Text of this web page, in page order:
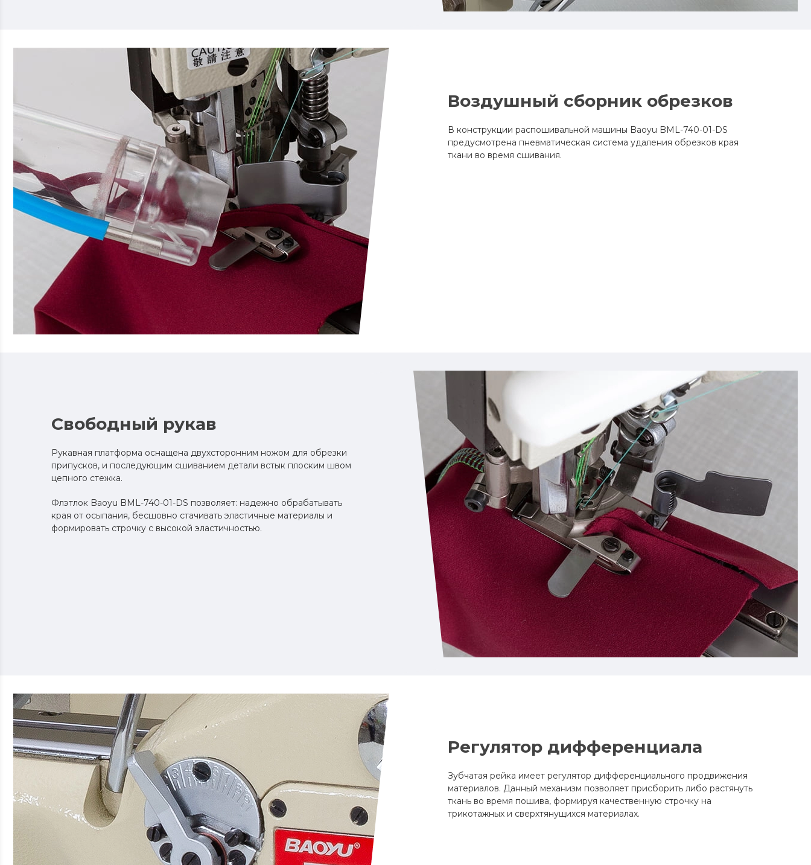
Воздушный сборник обрезков
В конструкции распошивальной машины Baoyu BML-740-01-DS
предусмотрена пневматическая система удаления обрезков края
ткани во время сшивания.
Свободный рукав
Рукавная платформа оснащена двухсторонним ножом для обрезки
припусков, и последующим сшиванием детали встык плоским швом
цепного стежка.
Флэтлок Baoyu BML-740-01-DS позволяет: надежно обрабатывать
края от осыпания, бесшовно стачивать эластичные материалы и
формировать строчку с высокой эластичностью.
Регулятор дифференциала
Зубчатая рейка имеет регулятор дифференциального продвижения
материалов. Данный механизм позволяет присборить либо растянуть
ткань во время пошива, формируя качественную строчку на
трикотажных и сверхтянущихся материалах.